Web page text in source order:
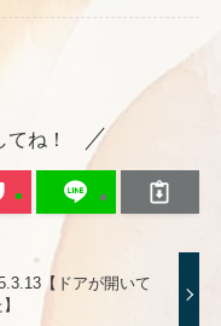
ね！
【ドアが開いて